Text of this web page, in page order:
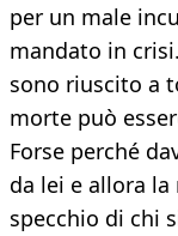
per un male
mandato in
sono riuscito a
morte può
Forse perché
da lei e allora
specchio di chi